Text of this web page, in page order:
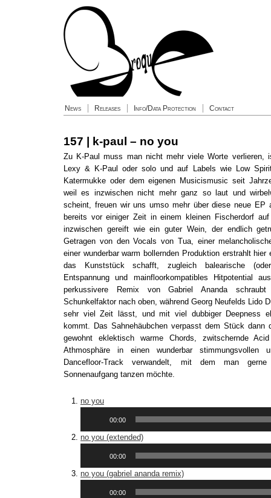
News Releases Info/Data Protection Contact
157 | k-paul – no you
Zu K-Paul muss man nicht mehr viele Worte verlieren,
Lexy & K-Paul oder solo und auf Labels wie Low
Katermukke oder dem eigenen Musicismusic seit
weil es inzwischen nicht mehr ganz so laut und
scheint, freuen wir uns umso mehr über diese neue EP
bereits vor einiger Zeit in einem kleinen Fischerdorf
inzwischen gereift wie ein guter Wein, der endlich
Getragen von den Vocals von Tua, einer
einer wunderbar warm bollernden Produktion erstrahlt
das Kunststück schafft, zugleich balearische
Entspannung und mainfloorkompatibles Hitpotential
perkussivere Remix von Gabriel Ananda
Schunkelfaktor nach oben, während Georg Neufelds Lido
sehr viel Zeit lässt, und mit viel dubbiger Deepness
kommt. Das Sahnehäubchen verpasst dem Stück dann
gewohnt eklektisch warme Chords, zwitschernde
Athmosphäre in einen wunderbar stimmungsvollen
Dancefloor-Track verwandelt, mit dem man
Sonnenaufgang tanzen möchte.
no you
00:00
no you (extended)
00:00
no you (gabriel ananda remix)
00:00